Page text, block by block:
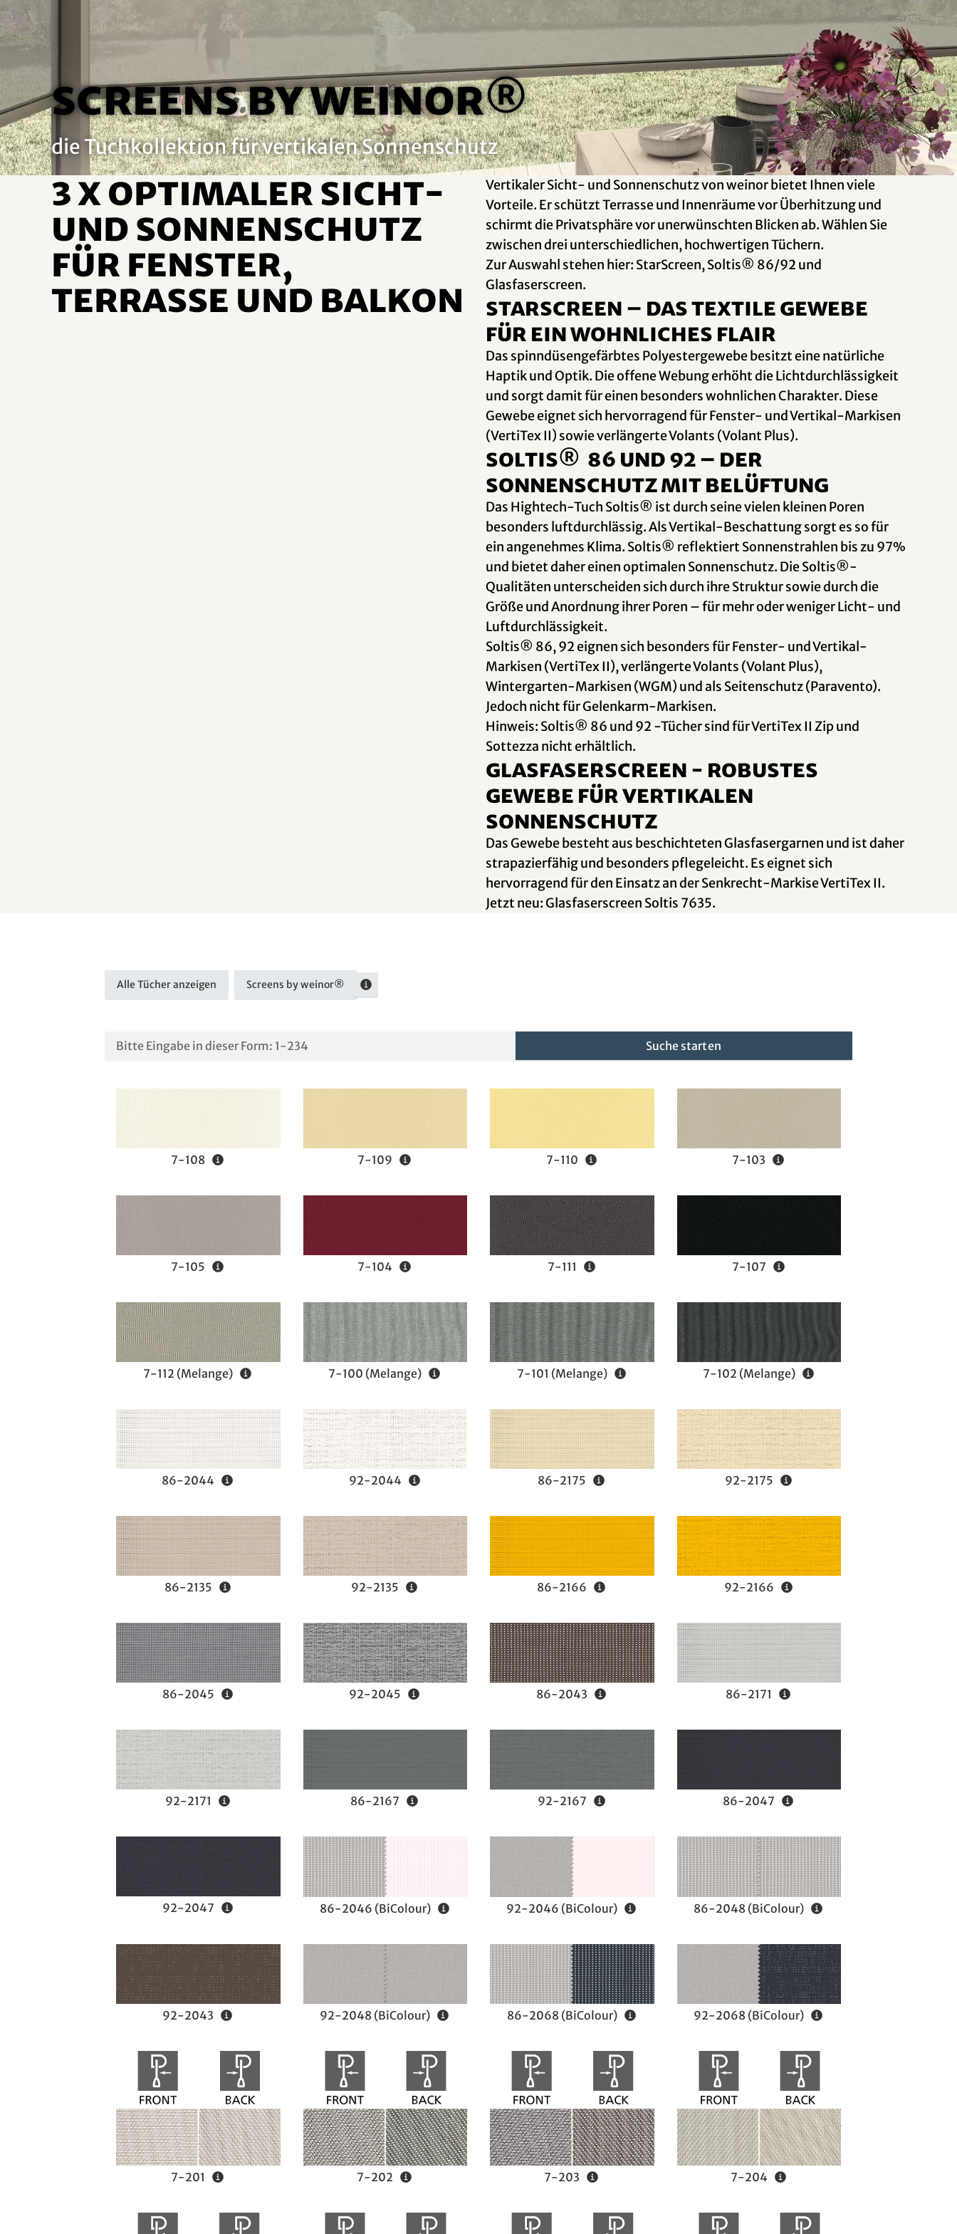
screens by weinor®
die Tuchkollektion für vertikalen Sonnenschutz
3 x optimaler Sicht-
und Sonnenschutz
für Fenster,
Terrasse und Balkon
Vertikaler Sicht- und Sonnenschutz von weinor bietet Ihnen viele
Vorteile. Er schützt Terrasse und Innenräume vor Überhitzung und
schirmt die Privatsphäre vor unerwünschten Blicken ab. Wählen Sie
zwischen drei unterschiedlichen, hochwertigen Tüchern.
Zur Auswahl stehen hier: StarScreen, Soltis® 86/92 und
Glasfaserscreen.
StarScreen – das textile Gewebe
für ein wohnliches Flair
Das spinndüsengefärbtes Polyestergewebe besitzt eine natürliche
Haptik und Optik. Die offene Webung erhöht die Lichtdurchlässigkeit
und sorgt damit für einen besonders wohnlichen Charakter. Diese
Gewebe eignet sich hervorragend für Fenster- und Vertikal-Markisen
(VertiTex II) sowie verlängerte Volants (Volant Plus).
Soltis® 86 und 92 – der
Sonnenschutz mit Belüftung
Das Hightech-Tuch Soltis® ist durch seine vielen kleinen Poren
besonders luftdurchlässig. Als Vertikal-Beschattung sorgt es so für
ein angenehmes Klima. Soltis® reflektiert Sonnenstrahlen bis zu 97%
und bietet daher einen optimalen Sonnenschutz. Die Soltis®-
Qualitäten unterscheiden sich durch ihre Struktur sowie durch die
Größe und Anordnung ihrer Poren – für mehr oder weniger Licht- und
Luftdurchlässigkeit.
Soltis® 86, 92 eignen sich besonders für Fenster- und Vertikal-
Markisen (VertiTex II), verlängerte Volants (Volant Plus),
Wintergarten-Markisen (WGM) und als Seitenschutz (Paravento).
Jedoch nicht für Gelenkarm-Markisen.
Hinweis: Soltis® 86 und 92 -Tücher sind für VertiTex II Zip und
Sottezza nicht erhältlich.
Glasfaserscreen - Robustes
Gewebe für vertikalen
Sonnenschutz
Das Gewebe besteht aus beschichteten Glasfasergarnen und ist daher
strapazierfähig und besonders pflegeleicht. Es eignet sich
hervorragend für den Einsatz an der Senkrecht-Markise VertiTex II.
Jetzt neu: Glasfaserscreen Soltis 7635.
Alle Tücher anzeigen Screens by weinor®
Suche starten
7-108 7-109 7-110 7-103
7-105 7-104 7-111 7-107
7-112 (Melange) 7-100 (Melange) 7-101 (Melange) 7-102 (Melange)
86-2044 92-2044 86-2175 92-2175
86-2135 92-2135 86-2166 92-2166
86-2045 92-2045 86-2043 86-2171
92-2171 86-2167 92-2167 86-2047
92-2047 86-2046 (BiColour) 92-2046 (BiColour) 86-2048 (BiColour)
92-2043 92-2048 (BiColour) 86-2068 (BiColour) 92-2068 (BiColour)
7-201 7-202 7-203 7-204